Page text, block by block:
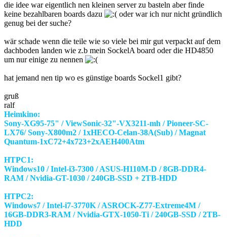
die idee war eigentlich nen kleinen server zu basteln aber finde
keine bezahlbaren boards dazu
oder war ich nur nicht gründlich
genug bei der suche?
wär schade wenn die teile wie so viele bei mir gut verpackt auf dem
dachboden landen wie z.b mein SockelA board oder die HD4850
um nur einige zu nennen
hat jemand nen tip wo es günstige boards Sockel1 gibt?
gruß
ralf
Heimkino:
Sony-XG95-75" / ViewSonic-32"-VX3211-mh / Pioneer-SC-
LX76/ Sony-X800m2 / 1xHECO-Celan-38A(Sub) / Magnat
Quantum-1xC72+4x723+2xAEH400Atm
HTPC1:
Windows10 / Intel-i3-7300 / ASUS-H110M-D / 8GB-DDR4-
RAM / Nvidia-GT-1030 / 240GB-SSD + 2TB-HDD
HTPC2:
Windows7 / Intel-i7-3770K / ASROCK-Z77-Extreme4M /
16GB-DDR3-RAM / Nvidia-GTX-1050-Ti / 240GB-SSD / 2TB-
HDD